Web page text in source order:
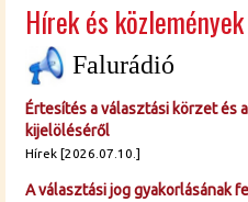
Hírek és közlemények
Falurádió
Értesítés a választási körzet és
kijelöléséről
Hírek [2026.07.10.]
A választási jog gyakorlásának